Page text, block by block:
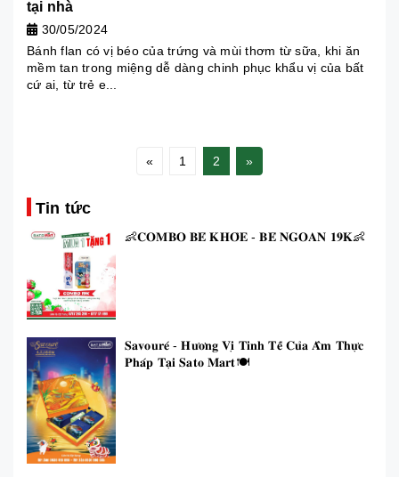
tại nhà
30/05/2024
Bánh flan có vị béo của trứng và mùi thơm từ sữa, khi ăn
mềm tan trong miệng dễ dàng chinh phục khẩu vị của bất
cứ ai, từ trẻ e...
« 1 2 »
Tin tức
👶𝐂𝐎𝐌𝐁𝐎 𝐁𝐄́ 𝐊𝐇𝐎̉𝐄 - 𝐁𝐄́ 𝐍𝐆𝐎𝐀𝐍 𝟏𝟗𝐊👶
𝐒𝐚𝐯𝐨𝐮𝐫𝐞́ - 𝐇𝐮̛𝐨̛𝐧𝐠 𝐕𝐢̣ 𝐓𝐢𝐧𝐡 𝐓𝐞̂́ 𝐂𝐮̉𝐚 𝐀̂̉𝐦 𝐓𝐡𝐮̛̣𝐜
𝐏𝐡𝐚́𝐩 𝐓𝐚̣𝐢 𝐒𝐚𝐭𝐨 𝐌𝐚𝐫𝐭🍽